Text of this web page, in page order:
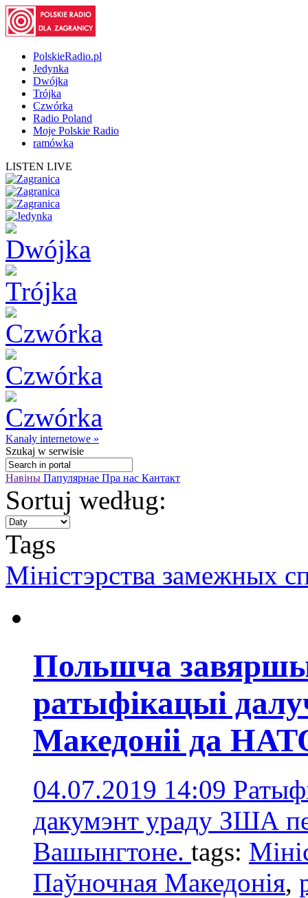
PolskieRadio.pl
Jedynka
Dwójka
Trójka
Czwórka
Radio Poland
Moje Polskie Radio
ramówka
LISTEN LIVE
Kanały internetowe »
Szukaj w serwisie
Навіны Папулярнае Пра нас Кантакт
Sortuj według:
Tags
Міністэрства замежных
Польшча
ратыфікацыі
Македоніі да
04.07.2019 14:09
дакумэнт ураду ЗША
Вашынгтоне. tags:
Паўночная Македонія,